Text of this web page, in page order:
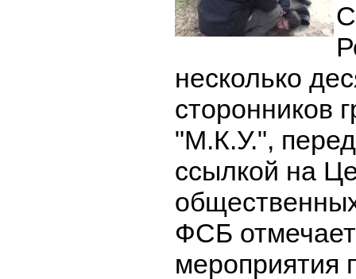
несколько
сторонников
"М.К.У.",
ссылкой на
ФСБ
мероприятия